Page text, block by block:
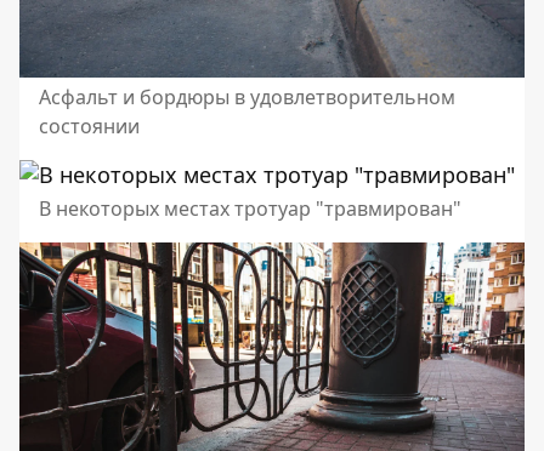
Асфальт и бордюры в удовлетворительном
состоянии
В некоторых местах тротуар "травмирован"